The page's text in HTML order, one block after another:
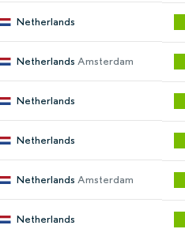
Netherlands
Netherlands Amsterdam
Netherlands
Netherlands
Netherlands Amsterdam
Netherlands